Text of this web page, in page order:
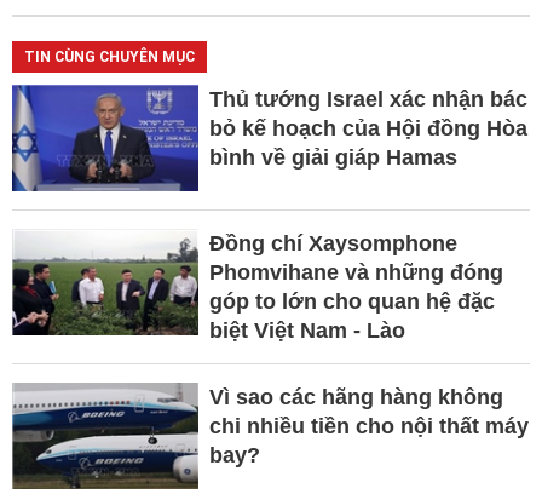
TIN CÙNG CHUYÊN MỤC
Thủ tướng Israel xác nhận bác
bỏ kế hoạch của Hội đồng Hòa
bình về giải giáp Hamas
Đồng chí Xaysomphone
Phomvihane và những đóng
góp to lớn cho quan hệ đặc
biệt Việt Nam - Lào
Vì sao các hãng hàng không
chi nhiều tiền cho nội thất máy
bay?